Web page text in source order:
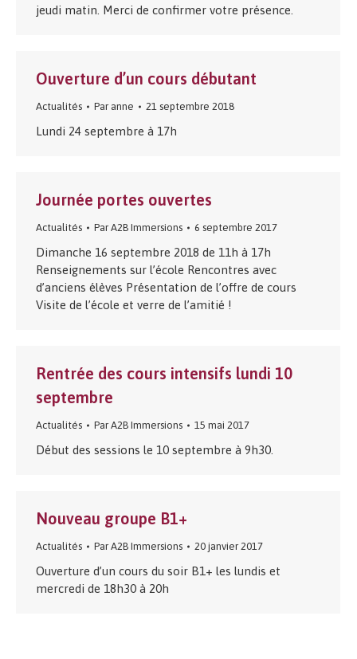
jeudi matin. Merci de confirmer votre présence.
Ouverture d’un cours débutant
Actualités Par anne 21 septembre 2018
Lundi 24 septembre à 17h
Journée portes ouvertes
Actualités Par A2B Immersions 6 septembre 2017
Dimanche 16 septembre 2018 de 11h à 17h
Renseignements sur l’école Rencontres avec
d’anciens élèves Présentation de l’offre de cours
Visite de l’école et verre de l’amitié !
Rentrée des cours intensifs lundi 10
septembre
Actualités Par A2B Immersions 15 mai 2017
Début des sessions le 10 septembre à 9h30.
Nouveau groupe B1+
Actualités Par A2B Immersions 20 janvier 2017
Ouverture d’un cours du soir B1+ les lundis et
mercredi de 18h30 à 20h